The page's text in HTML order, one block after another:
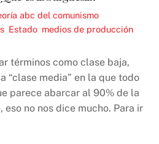
abc del comunismo
Estado medios de producción
términos como clase baja,
“clase media” en la que todo
parece abarcar al 90% de la
eso no nos dice mucho. Para ir